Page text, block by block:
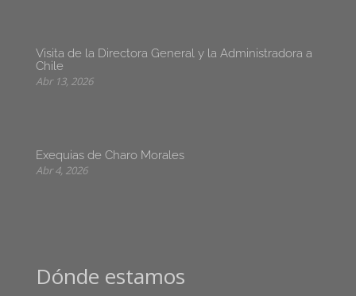
Visita de la Directora General y la Administradora a
Chile
Abr 13, 2026
Exequias de Charo Morales
Abr 4, 2026
Dónde estamos